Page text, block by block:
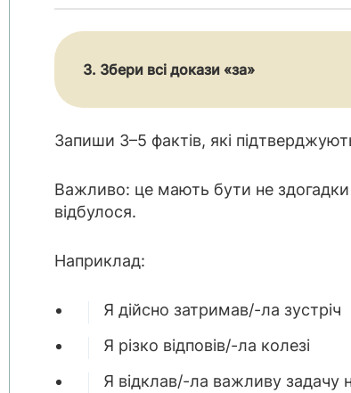
3. Збери всі докази «за»
Запиши 3–5 фактів, які
Важливо: це мають бути не
відбулося.
Наприклад:
Я дійсно затримав/-ла зустріч
Я різко відповів/-ла колезі
Я відклав/-ла важливу задачу